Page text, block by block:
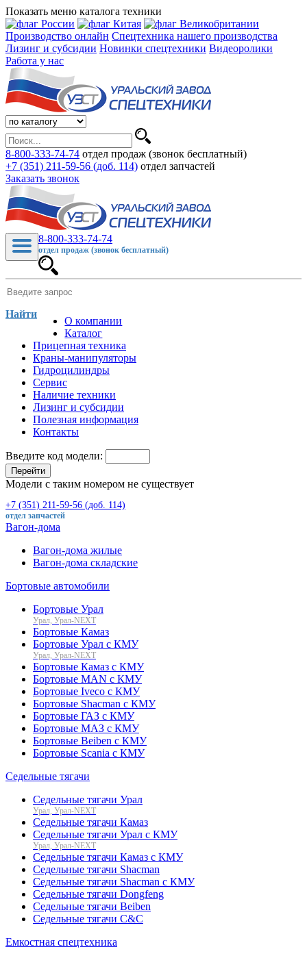
Показать меню каталога техники
Производство онлайн Спецтехника нашего производства
Лизинг и субсидии Новинки спецтехники Видеоролики
Работа у нас
8-800-333-74-74 отдел продаж (звонок бесплатный)
+7 (351) 211-59-56 (доб. 114) отдел запчастей
Заказать звонок
8-800-333-74-74
отдел продаж (звонок бесплатный)
Найти
О компании
Каталог
Прицепная техника
Краны-манипуляторы
Гидроцилиндры
Сервис
Наличие техники
Лизинг и субсидии
Полезная информация
Контакты
Введите код модели:
Перейти
Модели с таким номером не существует
+7 (351) 211-59-56 (доб. 114)
отдел запчастей
Вагон-дома
Вагон-дома жилые
Вагон-дома складские
Бортовые автомобили
Бортовые Урал
Урал, Урал-NEXT
Бортовые Камаз
Бортовые Урал с КМУ
Урал, Урал-NEXT
Бортовые Камаз с КМУ
Бортовые MAN с КМУ
Бортовые Iveco с КМУ
Бортовые Shacman с КМУ
Бортовые ГАЗ с КМУ
Бортовые МАЗ с КМУ
Бортовые Beiben с КМУ
Бортовые Scania с КМУ
Седельные тягачи
Седельные тягачи Урал
Урал, Урал-NEXT
Седельные тягачи Камаз
Седельные тягачи Урал с КМУ
Урал, Урал-NEXT
Седельные тягачи Камаз с КМУ
Седельные тягачи Shacman
Седельные тягачи Shacman с КМУ
Седельные тягачи Dongfeng
Седельные тягачи Beiben
Седельные тягачи C&C
Емкостная спецтехника